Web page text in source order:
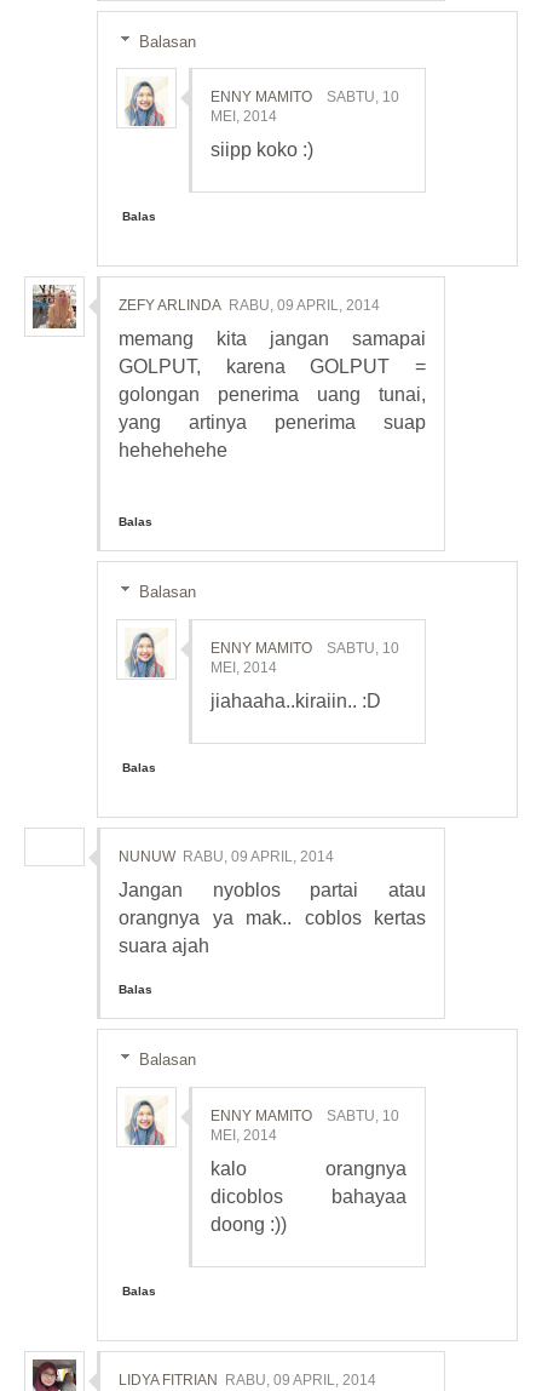
Balasan
ENNY MAMITO
SABTU, 10
MEI, 2014
siipp koko :)
Balas
ZEFY ARLINDA RABU, 09 APRIL, 2014
memang kita jangan samapai
GOLPUT, karena GOLPUT =
golongan penerima uang tunai,
yang artinya penerima suap
hehehehehe
Balas
Balasan
ENNY MAMITO
SABTU, 10
MEI, 2014
jiahaaha..kiraiin.. :D
Balas
NUNUW RABU, 09 APRIL, 2014
Jangan nyoblos partai atau
orangnya ya mak.. coblos kertas
suara ajah
Balas
Balasan
ENNY MAMITO
SABTU, 10
MEI, 2014
kalo orangnya
dicoblos bahayaa
doong :))
Balas
LIDYA FITRIAN RABU, 09 APRIL, 2014